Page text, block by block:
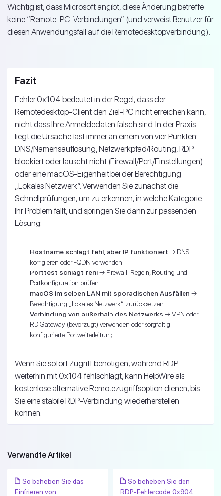
Wichtig ist, dass Microsoft angibt, diese Änderung betreffe
keine “Remote-PC-Verbindungen” (und verweist Benutzer für
diesen Anwendungsfall auf die Remotedesktopverbindung).
Fazit
Fehler 0x104 bedeutet in der Regel, dass der
Remotedesktop-Client den Ziel-PC nicht erreichen kann,
nicht dass Ihre Anmeldedaten falsch sind. In der Praxis
liegt die Ursache fast immer an einem von vier Punkten:
DNS/Namensauflösung, Netzwerkpfad/Routing, RDP
blockiert oder lauscht nicht (Firewall/Port/Einstellungen)
oder eine macOS-Eigenheit bei der Berechtigung
„Lokales Netzwerk“. Verwenden Sie zunächst die
Schnellprüfungen, um zu erkennen, in welche Kategorie
Ihr Problem fällt, und springen Sie dann zur passenden
Lösung:
Hostname schlägt fehl, aber IP funktioniert → DNS
korrigieren oder FQDN verwenden
Porttest schlägt fehl→ Firewall-Regeln, Routing und
Portkonfiguration prüfen
macOS im selben LAN mit sporadischen Ausfällen →
Berechtigung „Lokales Netzwerk“ zurücksetzen
Verbindung von außerhalb des Netzwerks → VPN oder
RD Gateway (bevorzugt) verwenden oder sorgfältig
konfigurierte Portweiterleitung
Wenn Sie sofort Zugriff benötigen, während RDP
weiterhin mit 0x104 fehlschlägt, kann HelpWire als
kostenlose alternative Remotezugriffsoption dienen, bis
Sie eine stabile RDP-Verbindung wiederherstellen
können.
Verwandte Artikel
So beheben Sie das
Einfrieren von
So beheben Sie den
RDP-Fehlercode 0x904